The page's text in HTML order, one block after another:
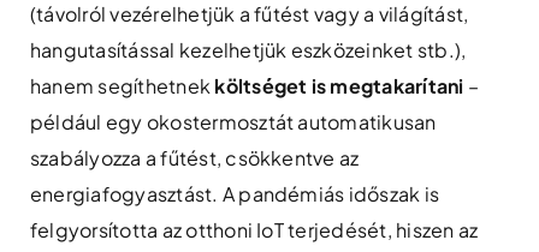
(távolról vezérelhetjük a fűtést vagy a világítást,
hangutasítással kezelhetjük eszközeinket stb.),
hanem segíthetnek költséget is megtakarítani –
például egy okostermosztát automatikusan
szabályozza a fűtést, csökkentve az
energiafogyasztást. A pandémiás időszak is
felgyorsította az otthoni IoT terjedését, hiszen az